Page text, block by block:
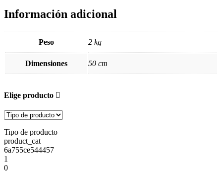
Información adicional
Peso 2 kg
Dimensiones 50 cm
Elige producto
Tipo de producto
product_cat
6a755ce544457
1
0